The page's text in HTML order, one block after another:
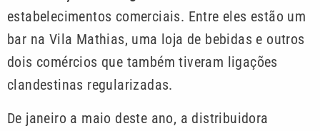
estabelecimentos comerciais. Entre eles estão um
bar na Vila Mathias, uma loja de bebidas e outros
dois comércios que também tiveram ligações
clandestinas regularizadas.
De janeiro a maio deste ano, a distribuidora